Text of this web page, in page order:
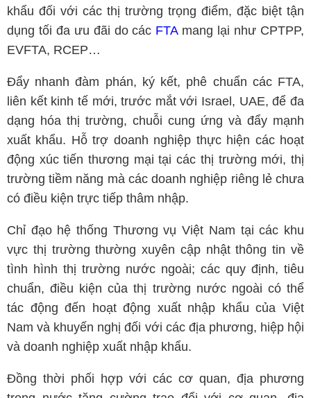
khẩu đối với các thị trường trọng điểm, đặc biệt tận
dụng tối đa ưu đãi do các FTAmang lại như CPTPP,
EVFTA, RCEP…
Đẩy nhanh đàm phán, ký kết, phê chuẩn các FTA,
liên kết kinh tế mới, trước mắt với Israel, UAE, để đa
dạng hóa thị trường, chuỗi cung ứng và đẩy mạnh
xuất khẩu. Hỗ trợ doanh nghiệp thực hiện các hoạt
động xúc tiến thương mại tại các thị trường mới, thị
trường tiềm năng mà các doanh nghiệp riêng lẻ chưa
có điều kiện trực tiếp thâm nhập.
Chỉ đạo hệ thống Thương vụ Việt Nam tại các khu
vực thị trường thường xuyên cập nhật thông tin về
tình hình thị trường nước ngoài; các quy định, tiêu
chuẩn, điều kiện của thị trường nước ngoài có thể
tác động đến hoạt động xuất nhập khẩu của Việt
Nam và khuyến nghị đối với các địa phương, hiệp hội
và doanh nghiệp xuất nhập khẩu.
Đồng thời phối hợp với các cơ quan, địa phương